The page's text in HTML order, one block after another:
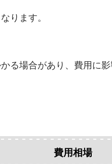
ります。
る場合があり、費用に影
費用相場